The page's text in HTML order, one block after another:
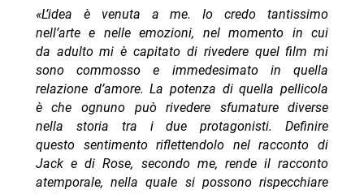
«L’idea è venuta a me. Io credo tantissimo
nell’arte e nelle emozioni, nel momento in cui
da adulto mi è capitato di rivedere quel film mi
sono commosso e immedesimato in quella
relazione d’amore. La potenza di quella pellicola
è che ognuno può rivedere sfumature diverse
nella storia tra i due protagonisti. Definire
questo sentimento riflettendolo nel racconto di
Jack e di Rose, secondo me, rende il racconto
atemporale, nella quale si possono rispecchiare